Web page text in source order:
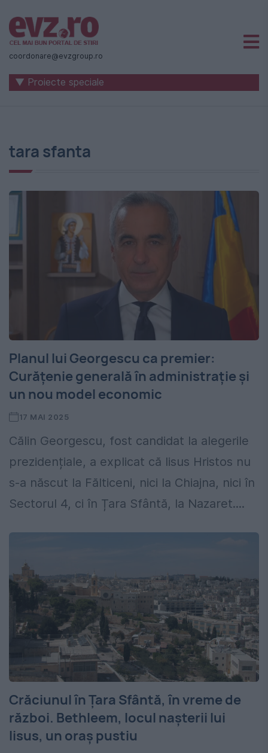
Știri
naționale
internaționale
-
Evenimentul
Zilei
coordonare@evzgroup.ro
▼ Proiecte speciale
tara sfanta
Planul lui Georgescu ca premier:
Curățenie generală în administrație și
un nou model economic
17 MAI 2025
Călin Georgescu, fost candidat la alegerile
prezidențiale, a explicat că Iisus Hristos nu
s-a născut la Fălticeni, nici la Chiajna, nici în
Sectorul 4, ci în Țara Sfântă, la Nazaret....
Crăciunul în Ţara Sfântă, în vreme de
război. Bethleem, locul naşterii lui
Iisus, un oraș pustiu